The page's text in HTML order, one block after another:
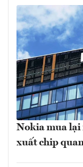
Nokia mua lại
xuất chip